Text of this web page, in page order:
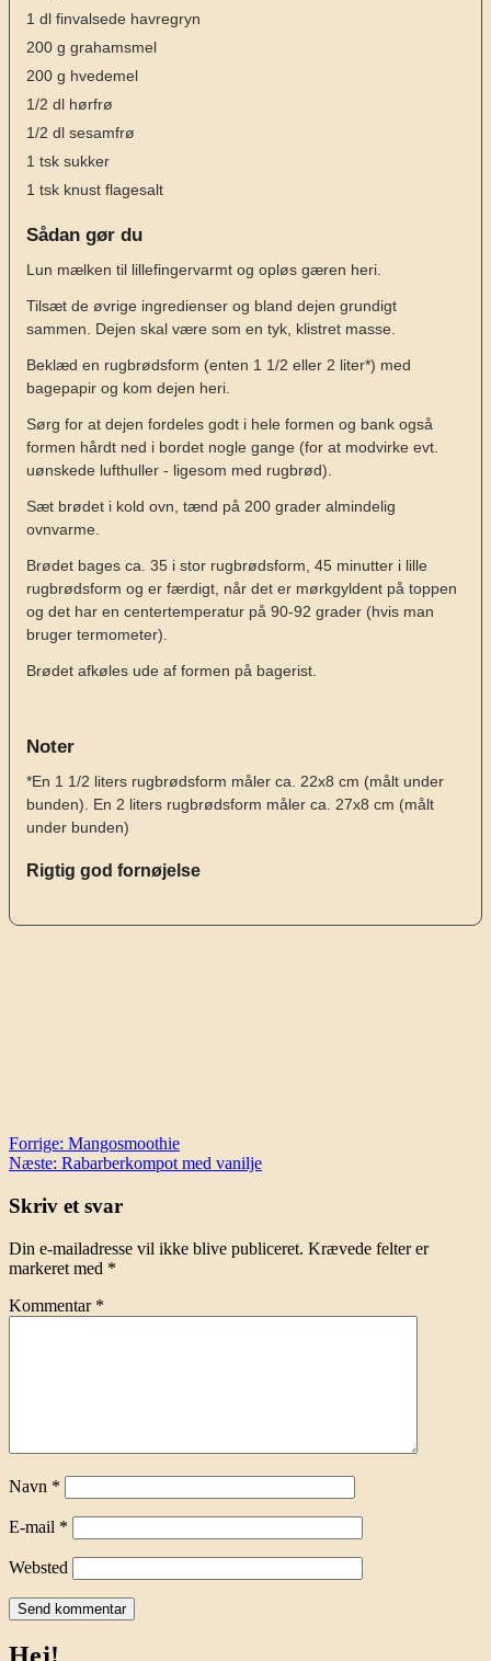
1 dl finvalsede havregryn
200 g grahamsmel
200 g hvedemel
1/2 dl hørfrø
1/2 dl sesamfrø
1 tsk sukker
1 tsk knust flagesalt
Sådan gør du
Lun mælken til lillefingervarmt og opløs gæren heri.
Tilsæt de øvrige ingredienser og bland dejen grundigt
sammen. Dejen skal være som en tyk, klistret masse.
Beklæd en rugbrødsform (enten 1 1/2 eller 2 liter*) med
bagepapir og kom dejen heri.
Sørg for at dejen fordeles godt i hele formen og bank også
formen hårdt ned i bordet nogle gange (for at modvirke evt.
uønskede lufthuller - ligesom med rugbrød).
Sæt brødet i kold ovn, tænd på 200 grader almindelig
ovnvarme.
Brødet bages ca. 35 i stor rugbrødsform, 45 minutter i lille
rugbrødsform og er færdigt, når det er mørkgyldent på toppen
og det har en centertemperatur på 90-92 grader (hvis man
bruger termometer).
Brødet afkøles ude af formen på bagerist.
Noter
*En 1 1/2 liters rugbrødsform måler ca. 22x8 cm (målt under
bunden). En 2 liters rugbrødsform måler ca. 27x8 cm (målt
under bunden)
Rigtig god fornøjelse
Indlægsnavigation
Forrige: Mangosmoothie
Næste: Rabarberkompot med vanilje
Skriv et svar
Din e-mailadresse vil ikke blive publiceret. Krævede felter er
markeret med *
Kommentar *
Navn *
E-mail *
Websted